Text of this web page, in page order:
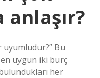
uyumludur?” Bu
en uygun iki burç
bulundukları her